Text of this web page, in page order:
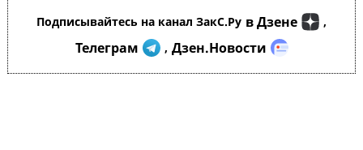
Подписывайтесь на канал ЗакС.Ру в Дзене ,
Телеграм , Дзен.Новости